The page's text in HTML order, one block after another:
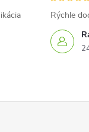
Rýchle